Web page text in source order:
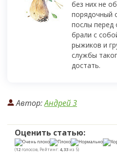
без них не
порядочный
послы перед
брали с
рыжиков и
службы
достать.
Автор:Андрей 3
Оценить статью:
(12 голосов, Рейтинг: 4,33 из 5)